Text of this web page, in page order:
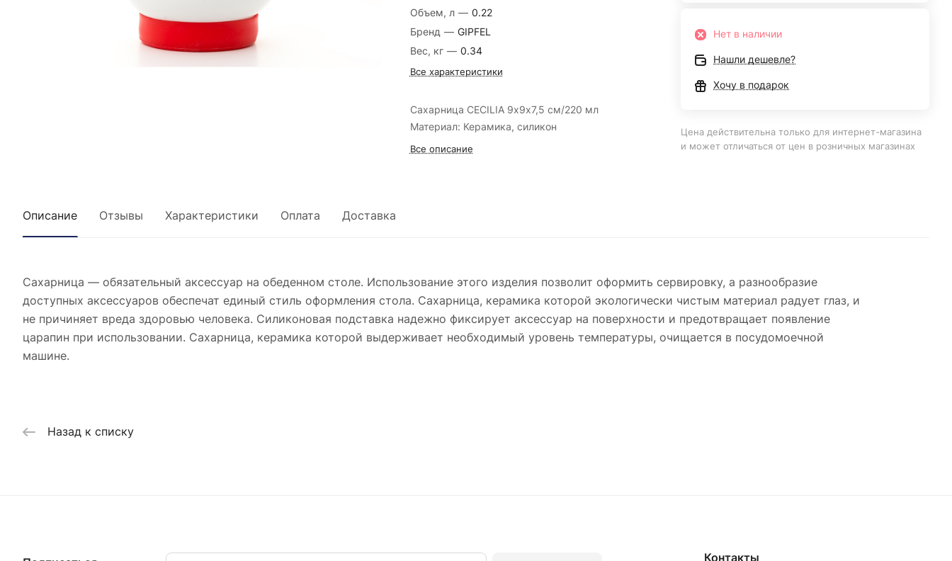
Объем, л — 0.22
Бренд — GIPFEL
Вес, кг — 0.34
Все характеристики
Сахарница CECILIA 9х9х7,5 см/220 мл
Материал: Керамика, силикон
Все описание
Нет в наличии
Нашли дешевле?
Хочу в подарок
Цена действительна только для интернет-магазина
и может отличаться от цен в розничных магазинах
Описание Отзывы Характеристики Оплата Доставка
Сахарница — обязательный аксессуар на обеденном столе. Использование этого изделия позволит оформить сервировку, а разнообразие
доступных аксессуаров обеспечат единый стиль оформления стола. Сахарница, керамика которой экологически чистым материал радует глаз, и
не причиняет вреда здоровью человека. Силиконовая подставка надежно фиксирует аксессуар на поверхности и предотвращает появление
царапин при использовании. Сахарница, керамика которой выдерживает необходимый уровень температуры, очищается в посудомоечной
машине.
Назад к списку
Контакты